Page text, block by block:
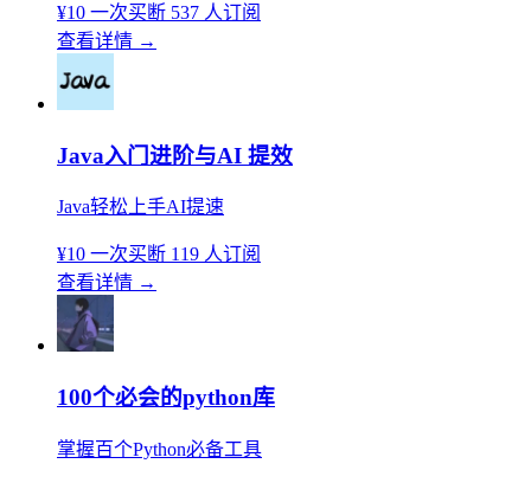
¥10 一次买断 537 人订阅
查看详情 →
Java入门进阶与AI 提效
Java轻松上手AI提速
¥10 一次买断 119 人订阅
查看详情 →
100个必会的python库
掌握百个Python必备工具